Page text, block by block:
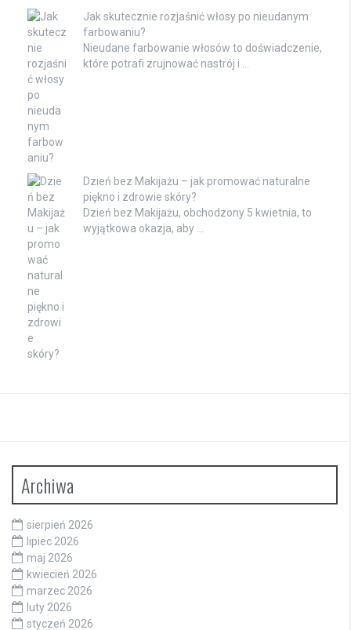
Jak skutecznie rozjaśnić włosy po nieudanym
farbowaniu?
Nieudane farbowanie włosów to doświadczenie,
które potrafi zrujnować nastrój i …
Dzień bez Makijażu – jak promować naturalne
piękno i zdrowie skóry?
Dzień bez Makijażu, obchodzony 5 kwietnia, to
wyjątkowa okazja, aby …
Archiwa
sierpień 2026
lipiec 2026
maj 2026
kwiecień 2026
marzec 2026
luty 2026
styczeń 2026